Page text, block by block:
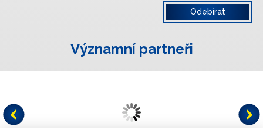
Významní partneři